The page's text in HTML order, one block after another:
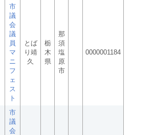
市
議
会
議
員
マ
ニ
フ
ェ
ス
ト
とば
り靖
久
栃
木
県
那
須
塩
原
市
0000001184
市
議
会